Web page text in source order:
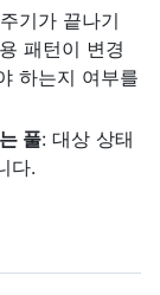
기가 끝나기
패턴이 변경
하는지 여부를
풀: 대상 상태
다.